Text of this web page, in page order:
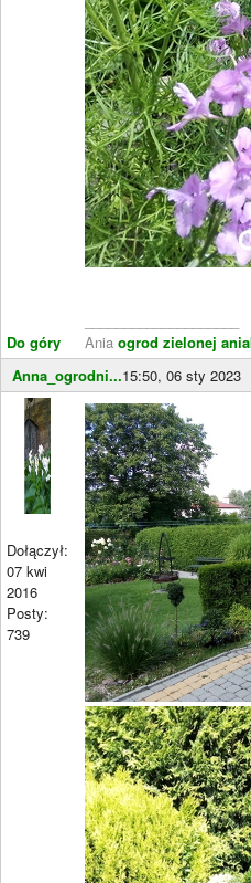
Do góry
Ania ogrod zielonej
Anna_ogrodni...15:50, 06 sty 2023
Dołączył:
07 kwi
2016
Posty:
739